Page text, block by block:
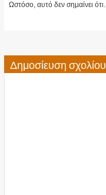
Δημοσίευση σχολίου